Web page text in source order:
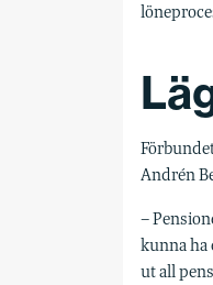
Andrén
–
kunna ha
ut all